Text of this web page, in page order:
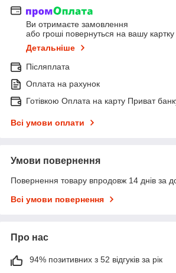
Ви отримаєте замовлення
або гроші повернуться на вашу картку
Детальніше
Післяплата
Оплата на рахунок
Готівкою Оплата на карту Приват
Всі умови оплати
Умови повернення
Повернення товару впродовж 14 днів за
Всі умови повернення
Про нас
94% позитивних з 52 відгуків за рік